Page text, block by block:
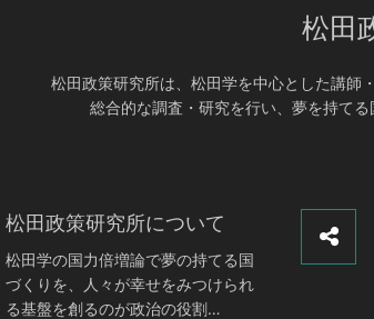
松田
松田政策研究所は、松田学を中心とした講師
総合的な調査・研究を行い、夢を持て
松田政策研究所について
松田学の国力倍増論で夢の持てる国
づくりを、人々が幸せをみつけられ
る基盤を創るのが政治の役割…